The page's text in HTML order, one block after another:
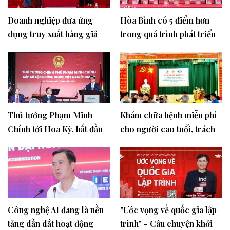
Doanh nghiệp đưa ứng
dụng truy xuất hàng giả
Hòa Bình có 5 điểm hơn
trong quá trình phát triển
Thủ tướng Phạm Minh
Chính tới Hoa Kỳ, bắt đầu
đồng LHQ và làm việc tại
Hoa Kỳ
Khám chữa bệnh miễn phí
cho người cao tuổi, trách
đồng và xã hội
Công nghệ AI đang là nền
tảng dẫn dắt hoạt động
"Ước vọng về quốc gia lập
trình" - Câu chuyện khởi